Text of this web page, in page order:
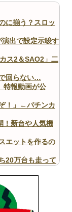
に揃う？スロッ
出で設定示唆す
ス2＆SAO2」二
回らない…
特報動画が公
！」←パチンカ
！新台や人気機
エットを作るの
20万台も走って
れるんだけどさ
でいいんだよ」